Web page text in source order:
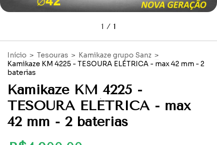
1 / 1
Início > Tesouras > Kamikaze grupo Sanz >
Kamikaze KM 4225 - TESOURA ELÉTRICA - max 42 mm - 2
baterias
Kamikaze KM 4225 -
TESOURA ELÉTRICA - max
42 mm - 2 baterias